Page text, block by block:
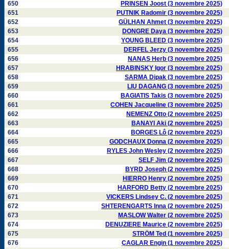
650
PRINSEN Joost (3 novembre 2025)
651
PUTNIK Radomir (3 novembre 2025)
652
GÜLHAN Ahmet (3 novembre 2025)
653
DONGRE Daya (3 novembre 2025)
654
YOUNG BLEED (3 novembre 2025)
655
DERFEL Jerzy (3 novembre 2025)
656
NANAS Herb (3 novembre 2025)
657
HRABINSKY Igor (3 novembre 2025)
658
SARMA Dipak (3 novembre 2025)
659
LIU DAGANG (3 novembre 2025)
660
BAGIATIS Takis (3 novembre 2025)
661
COHEN Jacqueline (3 novembre 2025)
662
NEMENZ Otto (2 novembre 2025)
663
BANAYI Aki (2 novembre 2025)
664
BORGES Lô (2 novembre 2025)
665
GODCHAUX Donna (2 novembre 2025)
666
RYLES John Wesley (2 novembre 2025)
667
SELF Jim (2 novembre 2025)
668
BYRD Joseph (2 novembre 2025)
669
HIERRO Henry (2 novembre 2025)
670
HARFORD Betty (2 novembre 2025)
671
VICKERS Lindsey C. (2 novembre 2025)
672
SHTERENGARTS Inna (2 novembre 2025)
673
MASLOW Walter (2 novembre 2025)
674
DENUZIERE Maurice (2 novembre 2025)
675
STRÖM Ted (1 novembre 2025)
676
ÇAGLAR Engin (1 novembre 2025)